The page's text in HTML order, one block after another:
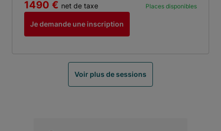
Places disponibles
1490 € net de taxe
Je demande une inscription
Voir plus de sessions